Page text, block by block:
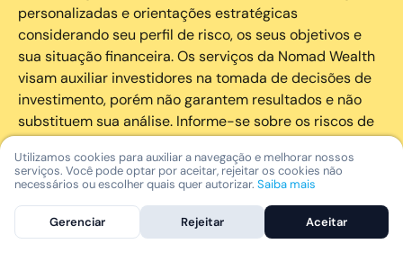
personalizadas e orientações estratégicas
considerando seu perfil de risco, os seus objetivos e
sua situação financeira. Os serviços da Nomad Wealth
visam auxiliar investidores na tomada de decisões de
investimento, porém não garantem resultados e não
substituem sua análise. Informe-se sobre os riscos de
cada investimento e invista com responsabilidade.
As marcas registradas, logotipos e marcas de serviço
que aparecem nos Serviços, incluindo, mas não se
limitando à marca registrada “Nomad” são marcas
Utilizamos cookies para auxiliar a navegação e melhorar nossos
serviços. Você pode optar por aceitar, rejeitar os cookies não
necessários ou escolher quais quer autorizar. Saiba mais
Gerenciar Rejeitar Aceitar